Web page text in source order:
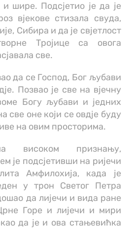
шире. Подсјетио је да је
вјекове стизала свуда,
Сибира и да је свјетлост
Тројице са овога
све.
да се Господ, Бог љубави
Позвао је све на вјечну
Богу љубави и једних
све оне који се овдје буду
на овим просторима.
високом признању,
је подсјетивши на ријечи
Амфилохија, када је
у трон Светог Петра
да лијечи и вида ране
Горе и лијечи и мири
да је и ова стањевићка